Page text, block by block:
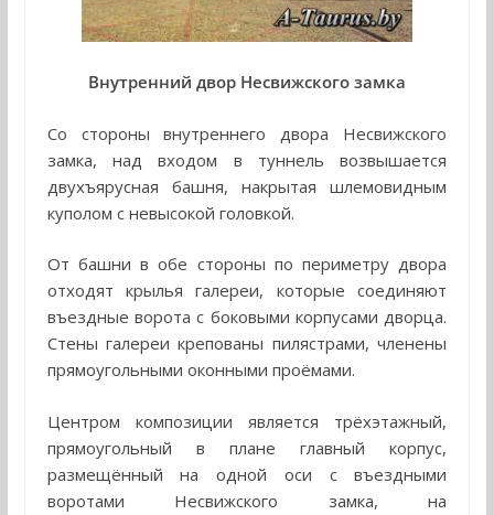
Внутренний двор Несвижского замка
Со стороны внутреннего двора Несвижского
замка, над входом в туннель возвышается
двухъярусная башня, накрытая шлемовидным
куполом с невысокой головкой.
От башни в обе стороны по периметру двора
отходят крылья галереи, которые соединяют
въездные ворота с боковыми корпусами дворца.
Стены галереи крепованы пилястрами, членены
прямоугольными оконными проёмами.
Центром композиции является трёхэтажный,
прямоугольный в плане главный корпус,
размещённый на одной оси с въездными
воротами Несвижского замка, на